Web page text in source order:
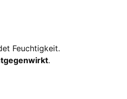
Feuchtigkeit.
.